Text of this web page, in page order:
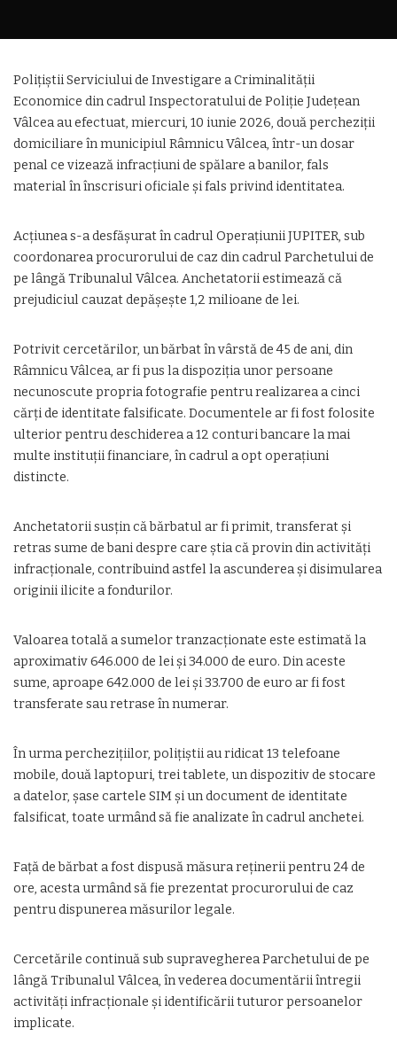
Polițiștii Serviciului de Investigare a Criminalității
Economice din cadrul Inspectoratului de Poliție Județean
Vâlcea au efectuat, miercuri, 10 iunie 2026, două percheziții
domiciliare în municipiul Râmnicu Vâlcea, într-un dosar
penal ce vizează infracțiuni de spălare a banilor, fals
material în înscrisuri oficiale și fals privind identitatea.
Acțiunea s-a desfășurat în cadrul Operațiunii JUPITER, sub
coordonarea procurorului de caz din cadrul Parchetului de
pe lângă Tribunalul Vâlcea. Anchetatorii estimează că
prejudiciul cauzat depășește 1,2 milioane de lei.
Potrivit cercetărilor, un bărbat în vârstă de 45 de ani, din
Râmnicu Vâlcea, ar fi pus la dispoziția unor persoane
necunoscute propria fotografie pentru realizarea a cinci
cărți de identitate falsificate. Documentele ar fi fost folosite
ulterior pentru deschiderea a 12 conturi bancare la mai
multe instituții financiare, în cadrul a opt operațiuni
distincte.
Anchetatorii susțin că bărbatul ar fi primit, transferat și
retras sume de bani despre care știa că provin din activități
infracționale, contribuind astfel la ascunderea și disimularea
originii ilicite a fondurilor.
Valoarea totală a sumelor tranzacționate este estimată la
aproximativ 646.000 de lei și 34.000 de euro. Din aceste
sume, aproape 642.000 de lei și 33.700 de euro ar fi fost
transferate sau retrase în numerar.
În urma perchezițiilor, polițiștii au ridicat 13 telefoane
mobile, două laptopuri, trei tablete, un dispozitiv de stocare
a datelor, șase cartele SIM și un document de identitate
falsificat, toate urmând să fie analizate în cadrul anchetei.
Față de bărbat a fost dispusă măsura reținerii pentru 24 de
ore, acesta urmând să fie prezentat procurorului de caz
pentru dispunerea măsurilor legale.
Cercetările continuă sub supravegherea Parchetului de pe
lângă Tribunalul Vâlcea, în vederea documentării întregii
activități infracționale și identificării tuturor persoanelor
implicate.